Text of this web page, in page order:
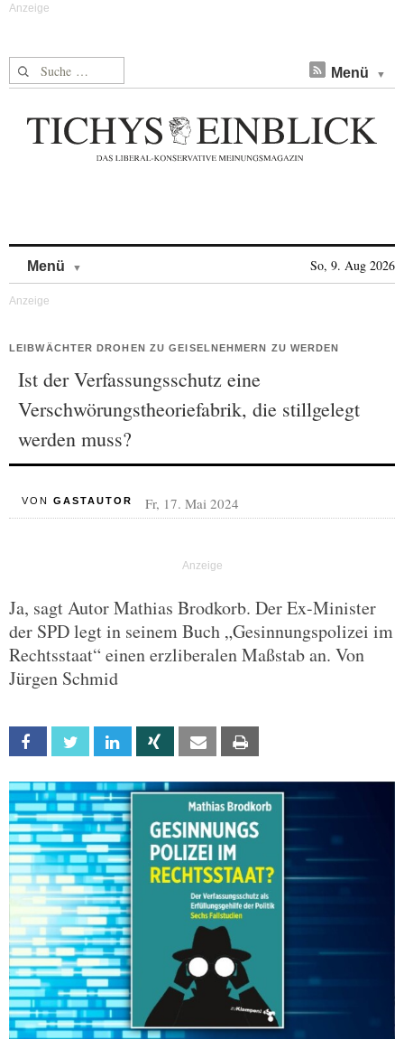
Suche nach: Menü
Menü So, 9. Aug 2026
LEIBWÄCHTER DROHEN ZU GEISELNEHMERN ZU WERDEN
Ist der Verfassungsschutz eine
Verschwörungstheoriefabrik, die stillgelegt
werden muss?
VON GASTAUTOR Fr, 17. Mai 2024
Ja, sagt Autor Mathias Brodkorb. Der Ex-Minister
der SPD legt in seinem Buch „Gesinnungspolizei im
Rechtsstaat“ einen erzliberalen Maßstab an. Von
Jürgen Schmid
Facebook Twitter Linkedin Xing Email